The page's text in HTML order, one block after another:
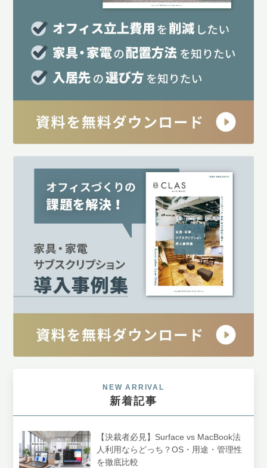
NEW ARRIVAL
新着記事
【決裁者必見】Surface vs MacBook法
人利用ならどっち？OS・用途・管理性
を徹底比較